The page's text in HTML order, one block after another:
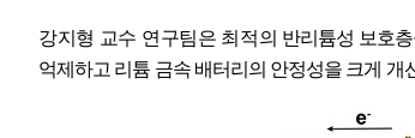
강지형 교수 연구팀은 최적의 반리튬성 보호
억제하고 리튬 금속 배터리의 안정성을 크게 개